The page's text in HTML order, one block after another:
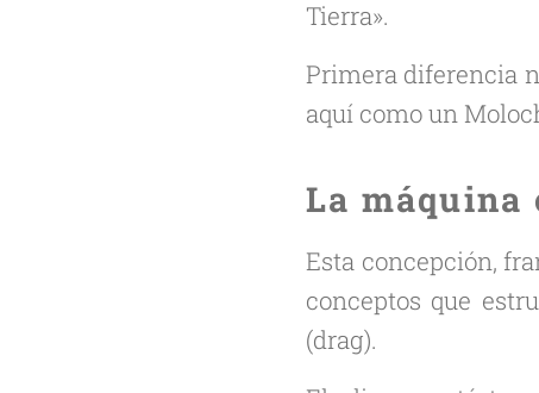
Tierra».
Primera diferencia
aquí como un
La máquina
Esta concepción,
conceptos que
(drag).